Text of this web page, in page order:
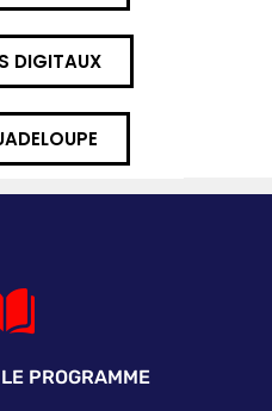
DIGITAUX
PROGRAMME